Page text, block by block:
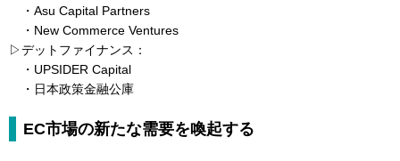
・Asu Capital Partners
・New Commerce Ventures
▷デットファイナンス：
・UPSIDER Capital
・日本政策金融公庫
EC市場の新たな需要を喚起する